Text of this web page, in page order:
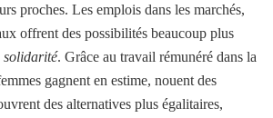
proches. Les emplois dans les marchés,
offrent des possibilités beaucoup plus
solidarité. Grâce au travail rémunéré dans la
gagnent en estime, nouent des
des alternatives plus égalitaires,